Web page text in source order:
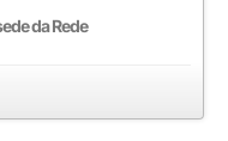
da Rede